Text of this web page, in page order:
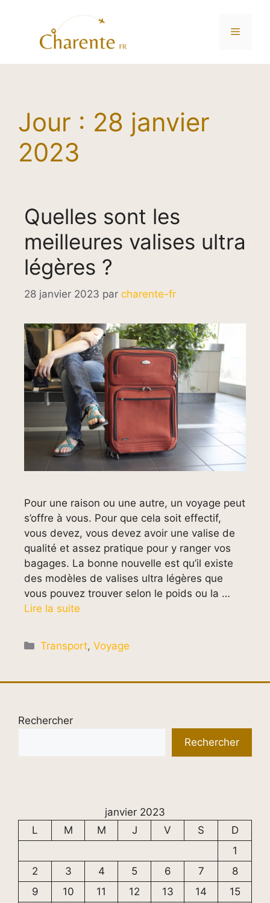
contenu
Menu
Jour : 28 janvier
2023
Quelles sont les
meilleures valises ultra
légères ?
28 janvier 2023 par charente-fr
Pour une raison ou une autre, un voyage peut
s’offre à vous. Pour que cela soit effectif,
vous devez, vous devez avoir une valise de
qualité et assez pratique pour y ranger vos
bagages. La bonne nouvelle est qu’il existe
des modèles de valises ultra légères que
vous pouvez trouver selon le poids ou la …
Lire la suite
Catégories
Transport,Voyage
Rechercher
Rechercher
janvier 2023
L
M M J V S
D
1
2
3 4 5 6 7
8
9
10 11 12 13 14
15